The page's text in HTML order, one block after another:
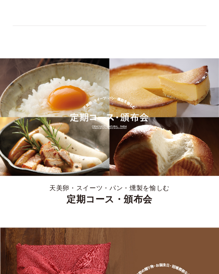
天美卵・スイーツ・パン・燻製を愉しむ
定期コース・頒布会